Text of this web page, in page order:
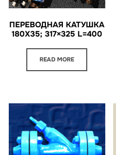
ПЕРЕВОДНАЯ КАТУШКА
180X35; 317×325 L=400
READ MORE